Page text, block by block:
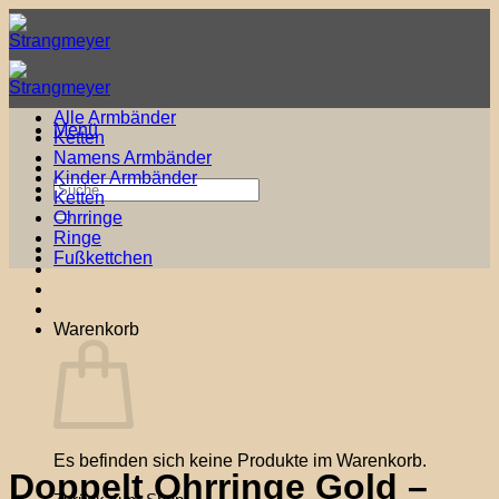
Zum
Inhalt
springen
Menü
Suche
nach:
Warenkorb
Es befinden sich keine Produkte im Warenkorb.
Alle Armbänder
Ketten
Namens Armbänder
Kinder Armbänder
Ketten
Ohrringe
Ringe
Fußkettchen
Doppelt Ohrringe Gold –